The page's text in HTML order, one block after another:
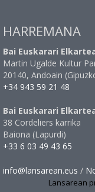
HARREMANA
Bai Euskarari
Martin Ugalde Kultur
20140, Andoain
+34 943 59 21 48
Bai Euskarari
38 Cordeliers karrika
Baiona (Lapurdi)
+33 6 03 49 43 65
info@lansarean.eus /
Lansarean